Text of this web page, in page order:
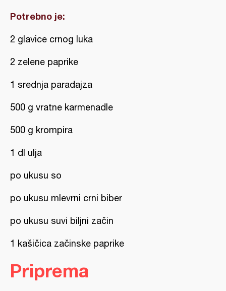
Potrebno je:
2 glavice crnog luka
2 zelene paprike
1 srednja paradajza
500 g vratne karmenadle
500 g krompira
1 dl ulja
po ukusu so
po ukusu mlevrni crni biber
po ukusu suvi biljni začin
1 kašičica začinske paprike
Priprema